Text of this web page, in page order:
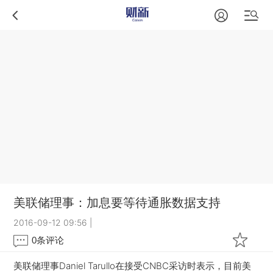
美联储理事：加息要等待通胀数据支持
2016-09-12 09:56
0条评论
美联储理事Daniel Tarullo在接受CNBC采访时表示，目前美